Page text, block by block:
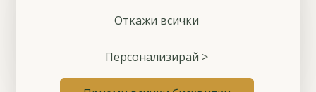
Управление на бисквитките
Откажи всички
Персонализирай >